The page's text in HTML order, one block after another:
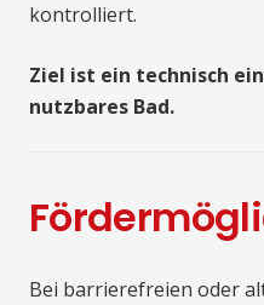
kontrolliert.
Ziel ist ein technisch
nutzbares Bad.
Bei barrierefreien oder